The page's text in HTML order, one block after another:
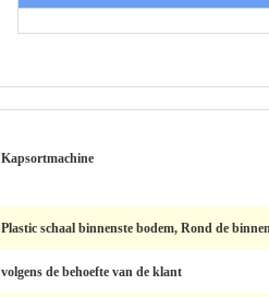
Kapsortmachine
Plastic schaal binnenste bodem, Rond de
volgens de behoefte van de klant